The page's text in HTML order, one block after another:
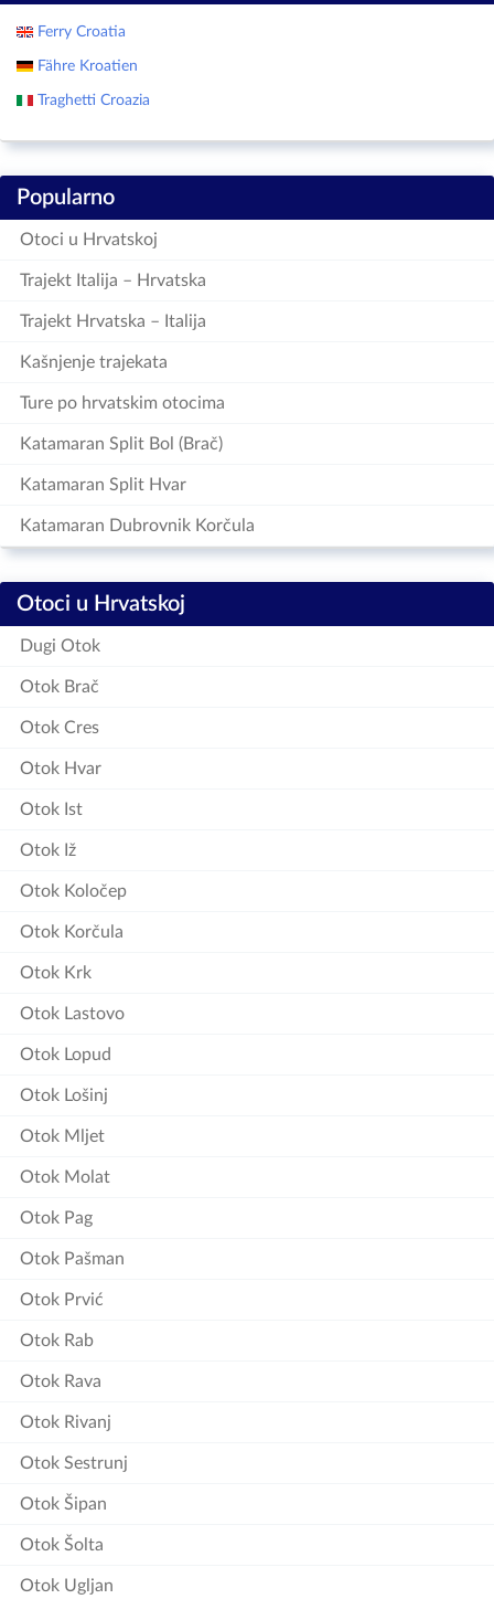
Ferry Croatia
Fähre Kroatien
Traghetti Croazia
Popularno
Otoci u Hrvatskoj
Trajekt Italija – Hrvatska
Trajekt Hrvatska – Italija
Kašnjenje trajekata
Ture po hrvatskim otocima
Katamaran Split Bol (Brač)
Katamaran Split Hvar
Katamaran Dubrovnik Korčula
Otoci u Hrvatskoj
Dugi Otok
Otok Brač
Otok Cres
Otok Hvar
Otok Ist
Otok Iž
Otok Koločep
Otok Korčula
Otok Krk
Otok Lastovo
Otok Lopud
Otok Lošinj
Otok Mljet
Otok Molat
Otok Pag
Otok Pašman
Otok Prvić
Otok Rab
Otok Rava
Otok Rivanj
Otok Sestrunj
Otok Šipan
Otok Šolta
Otok Ugljan